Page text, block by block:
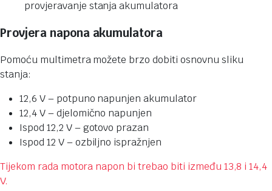
Provjera napona akumulatora
Pomoću multimetra možete brzo dobiti osnovnu sliku
stanja:
12,6 V – potpuno napunjen akumulator
12,4 V – djelomično napunjen
Ispod 12,2 V – gotovo prazan
Ispod 12 V – ozbiljno ispražnjen
Tijekom rada motora napon bi trebao biti između 13,8 i 14,4
V.